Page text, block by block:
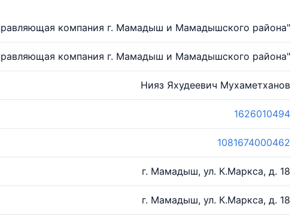
компания г. Мамадыш и Мамадышского района"
компания г. Мамадыш и Мамадышского района"
Нияз Яхудеевич Мухаметханов
1626010494
1081674000462
г. Мамадыш, ул. К.Маркса, д. 18
г. Мамадыш, ул. К.Маркса, д. 18